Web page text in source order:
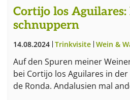
Cortijo los
schnuppern
14.08.2024 Trinkvisite Wein &
Wein
Auf den Spuren meiner
bei Cortijo los Aguilares in
de Ronda. Andalusien mal